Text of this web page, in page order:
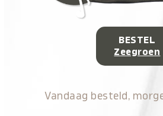
BESTEL
Zeegroen
Vandaag besteld,